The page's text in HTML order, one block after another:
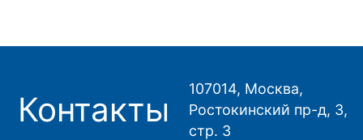
Контакты
107014, Москва,
Ростокинский пр-д, 3,
стр. 3